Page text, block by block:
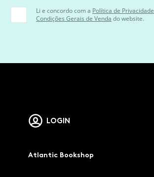
Li e concordo com a Política de Privacidade
Condições Gerais de Venda do website.
LOGIN
Atlantic Bookshop